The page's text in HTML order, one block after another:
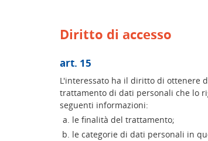
Diritto di accesso
art. 15
L'interessato ha il diritto di ottenere
trattamento di dati personali che lo
seguenti informazioni:
le finalità del trattamento;
le categorie di dati personali in